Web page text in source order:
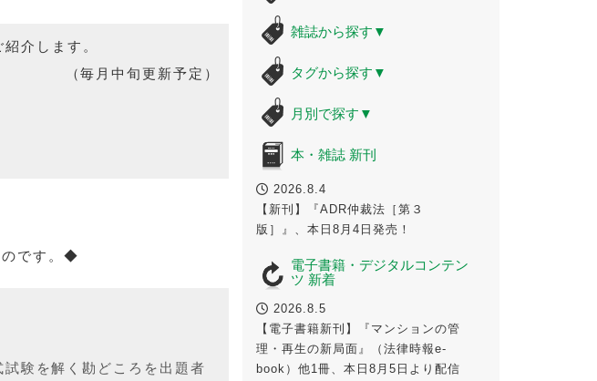
介します。
（毎月中旬更新予定）
のです。◆
験を解く勘どころを出題者
雑誌から探す ▼
タグから探す ▼
月別で探す ▼
本・雑誌 新刊
2026.8.4
【新刊】『ADR仲裁法［第３
版］』、本日8月4日発売！
電子書籍・デジタルコンテン
ツ 新着
2026.8.5
【電子書籍新刊】『マンションの管
理・再生の新局面』（法律時報e-
book）他1冊、本日8月5日より配信